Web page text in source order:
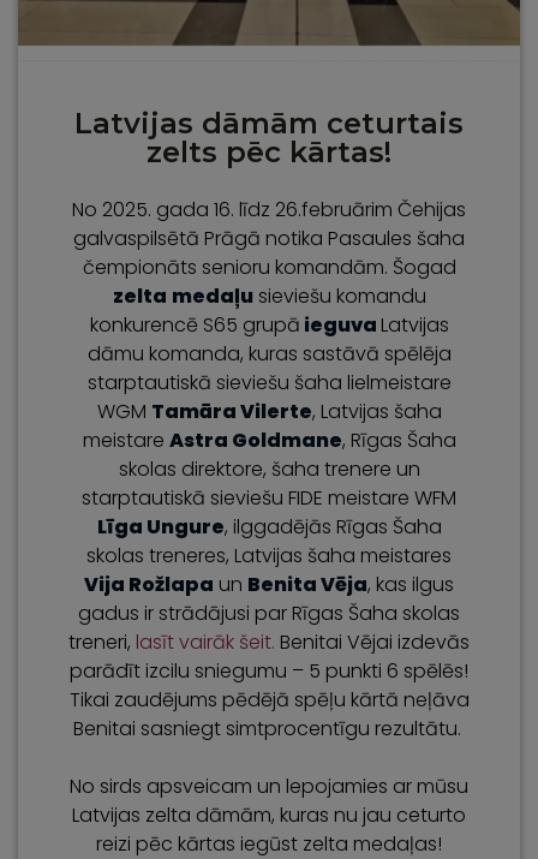
Latvijas dāmām ceturtais
zelts pēc kārtas!
No 2025. gada 16. līdz 26.februārim Čehijas
galvaspilsētā Prāgā notika Pasaules šaha
čempionāts senioru komandām. Šogad
zelta medaļusieviešu komandu
konkurencē S65 grupā ieguva Latvijas
dāmu komanda, kuras sastāvā spēlēja
starptautiskā sieviešu šaha lielmeistare
WGM Tamāra Vilerte, Latvijas šaha
meistare Astra Goldmane, Rīgas Šaha
skolas direktore, šaha trenere un
starptautiskā sieviešu FIDE meistare WFM
Līga Ungure, ilggadējās Rīgas Šaha
skolas treneres, Latvijas šaha meistares
Vija Rožlapa un Benita Vēja, kas ilgus
gadus ir strādājusi par Rīgas Šaha skolas
treneri, lasīt vairāk šeit. Benitai Vējai izdevās
parādīt izcilu sniegumu – 5 punkti 6 spēlēs!
Tikai zaudējums pēdējā spēļu kārtā neļāva
Benitai sasniegt simtprocentīgu rezultātu.
No sirds apsveicam un lepojamies ar mūsu
Latvijas zelta dāmām, kuras nu jau ceturto
reizi pēc kārtas iegūst zelta medaļas!